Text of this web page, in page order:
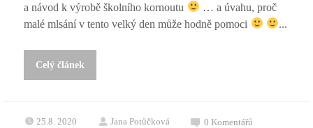
a návod k výrobě školního kornoutu
… a úvahu, proč
malé mlsání v tento velký den může hodně pomoci
...
Celý článek
25.8. 2020 Jana Potůčková 0Komentářů